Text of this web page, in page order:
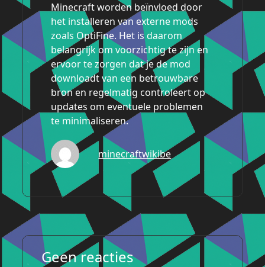
Minecraft worden beïnvloed door
het installeren van externe mods
zoals OptiFine. Het is daarom
belangrijk om voorzichtig te zijn en
ervoor te zorgen dat je de mod
downloadt van een betrouwbare
bron en regelmatig controleert op
updates om eventuele problemen
te minimaliseren.
minecraftwikibe
Geen reacties